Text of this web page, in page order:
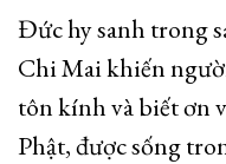
Đức hy sanh trong
Chi Mai khiến
tôn kính và biết ơn
Phật, được sống